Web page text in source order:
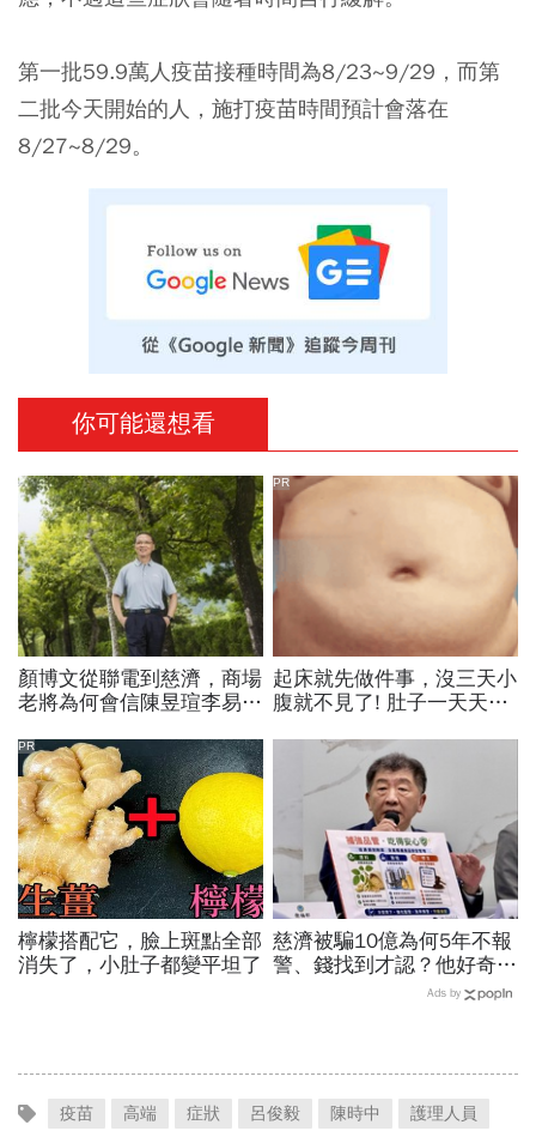
第一批59.9萬人疫苗接種時間為8/23~9/29，而第
二批今天開始的人，施打疫苗時間預計會落在
8/27~8/29。
你可能還想看
顏博文從聯電到慈濟，商場
老將為何會信陳昱瑄李易
聲：將捍衛信眾捐款、蔡英
文也說話
起床就先做件事，沒三天小
腹就不見了! 肚子一天天變
PR
檸檬搭配它，臉上斑點全部
消失了，小肚子都變平坦了
PR
慈濟被騙10億為何5年不報
警、錢找到才認？他好奇：
當年財報怎麼編…陳時中背
Ads by
疫苗 高端 症狀 呂俊毅 陳時中 護理人員